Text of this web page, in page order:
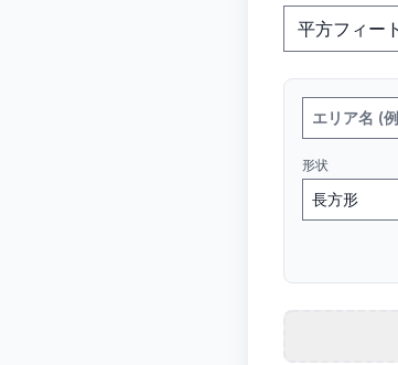
形状